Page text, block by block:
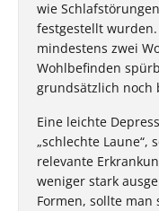
wie
festgestellt
mindestens zwei
Wohlbefinden
grundsätzlich noch
Eine leichte
„schlechte Laune“,
relevante
weniger stark
Formen, sollte man